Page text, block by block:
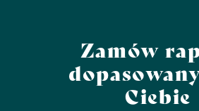
Zamów
Ciebie